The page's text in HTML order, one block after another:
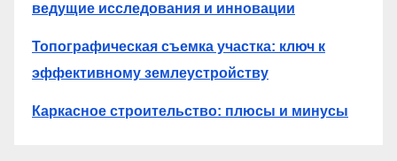
ведущие исследования и инновации
Топографическая съемка участка: ключ к
эффективному землеустройству
Каркасное строительство: плюсы и минусы